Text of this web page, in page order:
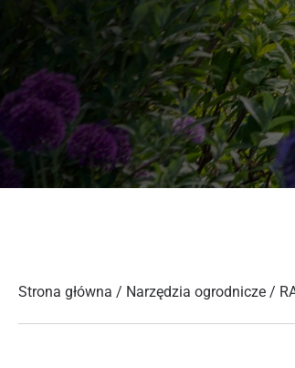
Strona główna / Narzędzia ogrodnicze /